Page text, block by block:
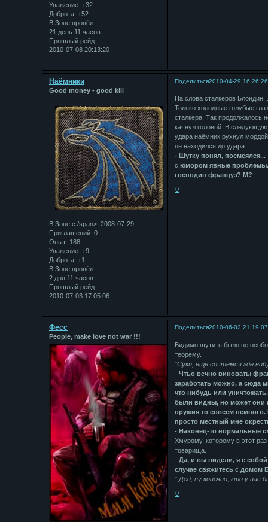
Уважение: +32
Доброта: +52
В Зоне провёл:
21 день 11 часов
Прошлый рейд:
2010-07-08 20:13:20
Поделиться2010-04-29 16:26:26
Наёмники
Good money - good kill
В Зоне с:/span>: 2008-07-29
Приглашений: 0
Опыт: 188
Уважение: +9
Доброта: +1
В Зоне провёл:
2 дня 11 часов
Прошлый рейд:
2010-07-03 17:05:06
На слова сталкеров
Только холодные голубые
сталкера. Так продолжалось
качнул головой. В
удара наёмник рухнул
он находился до удара.
- Шутку понял, посмеялся...
сюмором явные
господин француз? М?
0
Поделиться2010-06-02 21:19:07
Фесс
People, make love not war !!!
Видимо шутить было не
теорему.
"Суки, еще сочтемся где
-Чтьо вечно виноваты
заработать можно, а сюда
что нибудь или
были видны, но может они
оружия то совсем
просто местный мне
- Наконец-то нормальные
Хмурому, которому в этот
товарища.
-Да, и вы видели, я с
случае свяжитесь с
"Дед, ну конечно, кто у нас
0